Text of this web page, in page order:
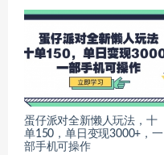
蛋仔派对全新懒人玩法，十
单150，单日变现3000+，一
部手机可操作